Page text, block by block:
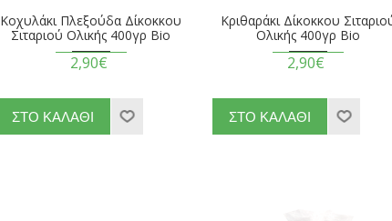
Κοχυλάκι Πλεξούδα Δίκοκκου
Σιταριού Ολικής 400γρ Βio
2,90€
Κριθαράκι Δίκοκκου
Ολικής 400γρ Βio
2,90€